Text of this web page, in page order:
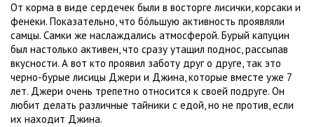
От корма в виде сердечек были в восторге лисички, корсаки и
фенеки. Показательно, что бóльшую активность проявляли
самцы. Самки же наслаждались атмосферой. Бурый капуцин
был настолько активен, что сразу утащил поднос, рассыпав
вкусности. А вот кто проявил заботу друг о друге, так это
черно-бурые лисицы Джери и Джина, которые вместе уже 7
лет. Джери очень трепетно относится к своей подруге. Он
любит делать различные тайники с едой, но не против, если
их находит Джина.